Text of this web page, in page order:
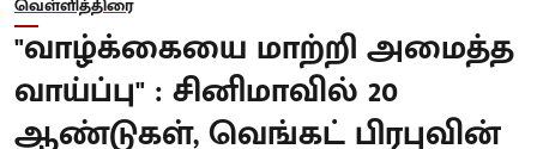
வெள்ளித்திரை
"வாழ்க்கையை மாற்றி அமைத்த
வாய்ப்பு" : சினிமாவில் 20
ஆண்டுகள், வெங்கட் பிரபுவின்